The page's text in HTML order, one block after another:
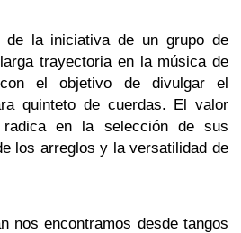
de la iniciativa de un grupo de
trayectoria en la música de
el objetivo de divulgar el
quinteto de cuerdas. El valor
en la selección de sus
los arreglos y la versatilidad de
nos encontramos desde tangos